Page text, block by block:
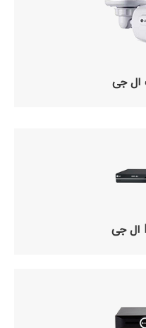
ال جی